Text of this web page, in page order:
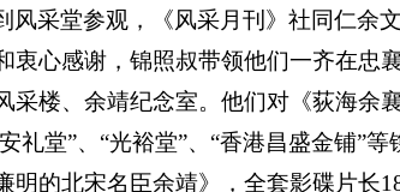
风采堂参观，《风采月刊》社同仁余
衷心感谢，锦照叔带领他们一齐在忠
采楼、余靖纪念室。他们对《荻海余
礼堂”、“光裕堂”、“香港昌盛金铺”
明的北宋名臣余靖》，全套影碟片长